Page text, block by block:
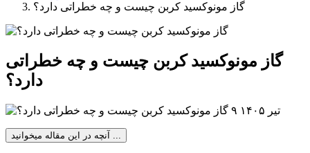
گاز مونوکسید کربن چیست و چه خطراتی دارد؟
گاز مونوکسید کربن چیست و چه خطراتی
دارد؟
۹ تیر ۱۴۰۵